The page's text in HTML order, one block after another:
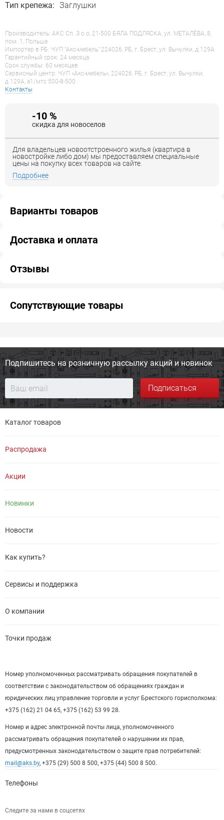
Тип крепежа: Заглушки
Производитель: АКС Сп. З о.о, 21-500 БЯЛА ПОДЛЯСКА, ул. МЕТАЛЁВА, 8,
пом. 1, Польша
Импортер в РБ: ЧУП "Акс-мебель" 224026, РБ, г. Брест, ул. Вычулки, д.129А
Гарантийный срок: 24 месяца
Срок службы: 60 месяцев
Сервисный центр: ЧУП «Акс-мебель», 224026, РБ, г. Брест, ул. Вычулки,
д.129А, a1/мтс 500-8-500
Контакты
-10 %
скидка для новоселов
Для владельцев новоотстроенного жилья (квартира в
новостройке либо дом) мы предоставляем специальные
цены на покупку всех товаров на сайте.
Подробнее
Варианты товаров
Доставка и оплата
Отзывы
Сопутствующие товары
Подпишитесь на розничную рассылку акций и новинок
Подписаться
Каталог товаров
Распродажа
Акции
Новинки
Новости
Как купить?
Сервисы и поддержка
О компании
Точки продаж
Номер уполномоченных рассматривать обращения покупателей в
соответствии с законодательством об обращениях граждан и
юридических лиц управление торговли и услуг Брестского горисполкома:
+375 (162) 21 04 65, +375 (162) 53 99 28.
Номер и адрес электронной почты лица, уполномоченного
рассматривать обращения покупателей о нарушении их прав,
предусмотренных законодательством о защите прав потребителей:
mail@aks.by, +375 (29) 500 8 500, +375 (44) 500 8 500.
Телефоны
Следите за нами в соцсетях